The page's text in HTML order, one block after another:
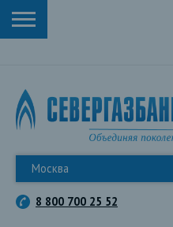
Москва
8 800 700 25 52